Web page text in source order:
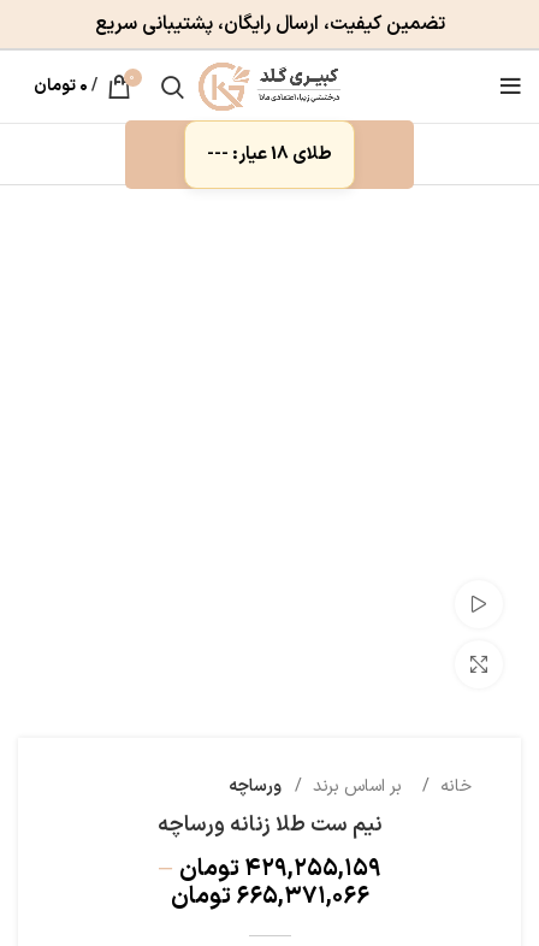
تضمین کیفیت، ارسال رایگان، پشتیبانی سریع
0
/۰تومان
طلای 18 عیار: ---
خانه بر اساس برند ورساچه
نیم ست طلا زنانه ورساچه
۴۲۹,۲۵۵,۱۵۹ تومان –
۶۶۵,۳۷۱,۰۶۶ تومان